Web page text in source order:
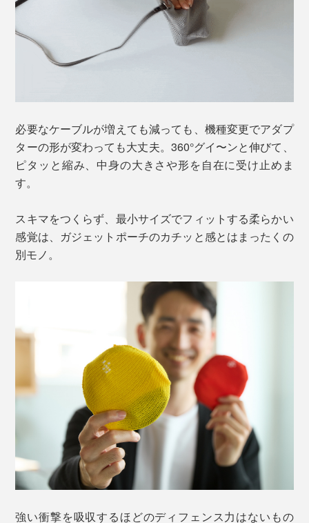
必要なケーブルが増えても減っても、機種変更でアダプ
ターの形が変わっても大丈夫。360°グイ〜ンと伸びて、
ピタッと縮み、中身の大きさや形を自在に受け止めま
す。
スキマをつくらず、最小サイズでフィットする柔らかい
感覚は、ガジェットポーチのカチッと感とはまったくの
別モノ。
強い衝撃を吸収するほどのディフェンス力はないもの